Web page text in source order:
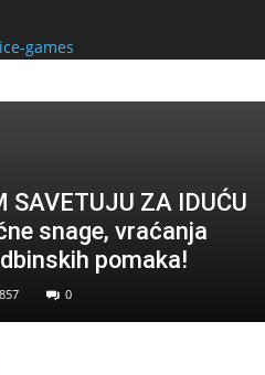
SAVETUJU ZA IDUĆU
snage, vraćanja
pomaka!
857 0